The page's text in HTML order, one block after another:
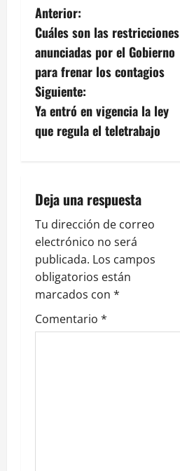
N
a
v
e
g
c
i
ó
n
d
e
Anterior:
Cuáles son las restricciones
anunciadas por el Gobierno
para frenar los contagios
Siguiente:
Ya entró en vigencia la ley
que regula el teletrabajo
Deja una respuesta
Tu dirección de correo
electrónico no será
publicada. Los campos
obligatorios están
marcados con *
Comentario *